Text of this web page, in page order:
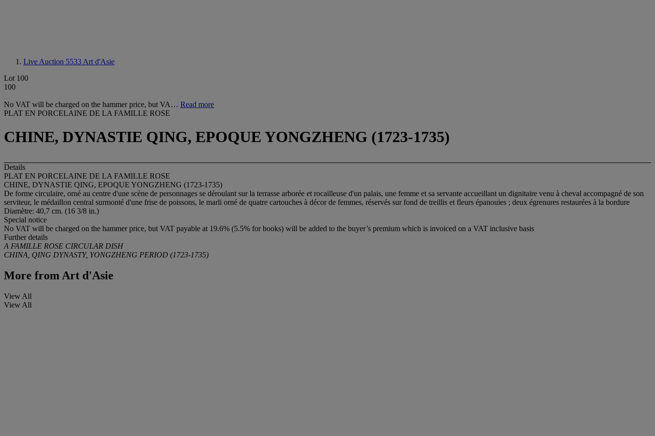
Live Auction 5533 Art d'Asie
Lot 100
100
No VAT will be charged on the hammer price, but VA… Read more
PLAT EN PORCELAINE DE LA FAMILLE ROSE
CHINE, DYNASTIE QING, EPOQUE YONGZHENG (1723-1735)
Details
PLAT EN PORCELAINE DE LA FAMILLE ROSE
CHINE, DYNASTIE QING, EPOQUE YONGZHENG (1723-1735)
De forme circulaire, orné au centre d'une scène de personnages se déroulant sur la terrasse arborée et rocailleuse d'un palais, une femme et sa servante accueillant un dignitaire venu à cheval accompagné de son
serviteur, le médaillon central surmonté d'une frise de poissons, le marli orné de quatre cartouches à décor de femmes, réservés sur fond de treillis et fleurs épanouies ; deux égrenures restaurées à la bordure
Diamètre: 40,7 cm. (16 3/8 in.)
Special notice
No VAT will be charged on the hammer price, but VAT payable at 19.6% (5.5% for books) will be added to the buyer’s premium which is invoiced on a VAT inclusive basis
Further details
A FAMILLE ROSE CIRCULAR DISH
CHINA, QING DYNASTY, YONGZHENG PERIOD (1723-1735)
More from Art d'Asie
View All
View All